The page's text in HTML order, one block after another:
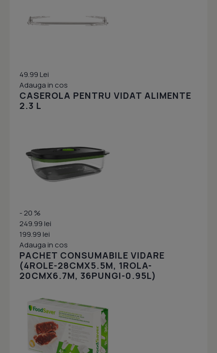
49.99 Lei
Adauga in cos
CASEROLA PENTRU VIDAT ALIMENTE
2.3 L
- 20 %
249.99 lei
199.99 lei
Adauga in cos
PACHET CONSUMABILE VIDARE
(4ROLE-28CMX5.5M, 1ROLA-
20CMX6.7M, 36PUNGI-0.95L)